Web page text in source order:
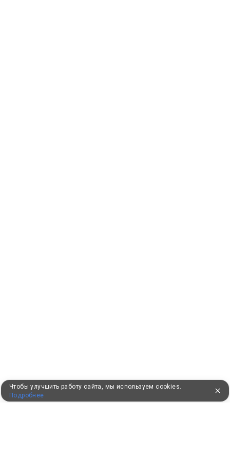
Чтобы улучшить работу сайта, мы используем cookies.
Подробнее